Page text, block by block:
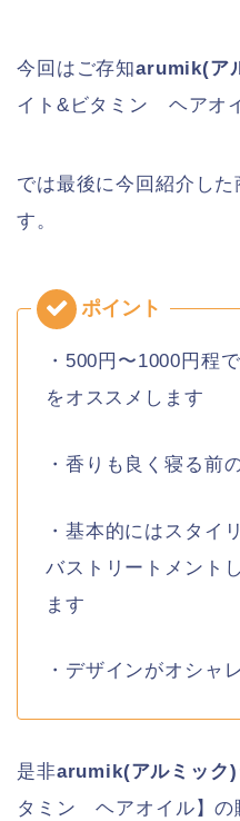
今回はご存知arumik(ア
イト&ビタミン ヘアオ
では最後に今回紹介し
す。
・500円〜1000円程
をオススメします
・香りも良く寝る前
・基本的にはスタイ
バストリートメント
ます
・デザインがオシャレ
是非arumik(アルミック)
タミン ヘアオイル】の